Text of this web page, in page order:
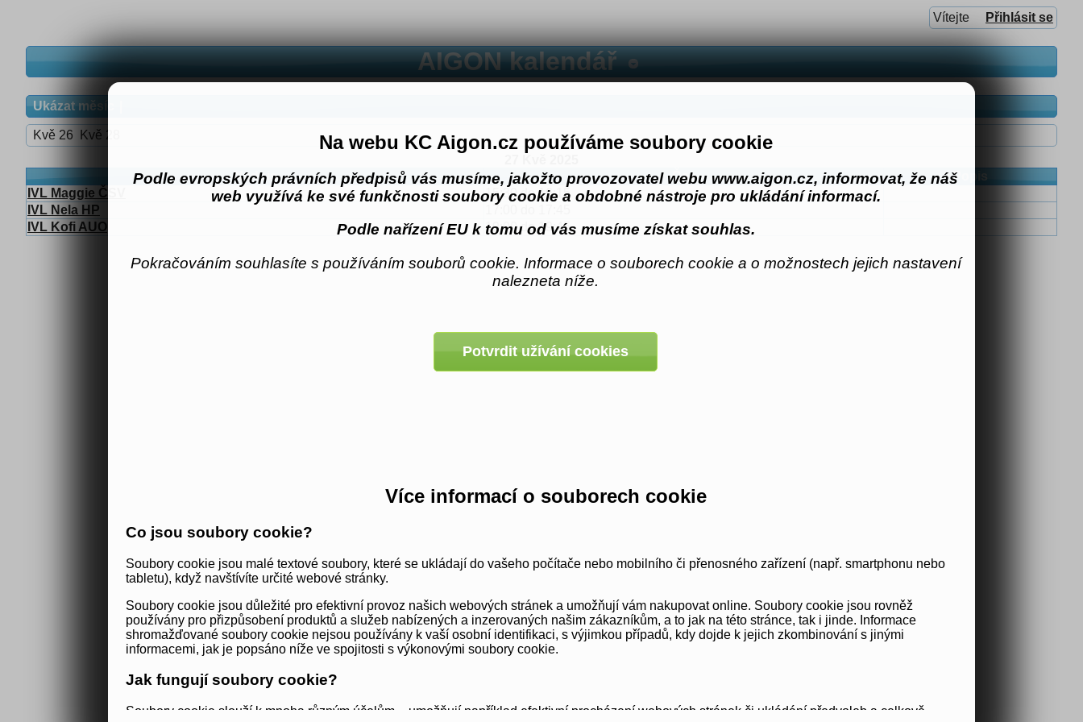
Na webu KC Aigon.cz používáme soubory cookie
Podle evropských právních předpisů vás musíme, jakožto provozovatel webu www.aigon.cz, informovat, že náš
web využívá ke své funkčnosti soubory cookie a obdobné nástroje pro ukládání informací.
Podle nařízení EU k tomu od vás musíme získat souhlas.
Pokračováním souhlasíte s používáním souborů cookie. Informace o souborech cookie a o možnostech jejich nastavení
nalezneta níže.
Potvrdit užívání cookies
Více informací o souborech cookie
Co jsou soubory cookie?
Soubory cookie jsou malé textové soubory, které se ukládají do vašeho počítače nebo mobilního či přenosného zařízení (např. smartphonu nebo
tabletu), když navštívíte určité webové stránky.
Soubory cookie jsou důležité pro efektivní provoz našich webových stránek a umožňují vám nakupovat online. Soubory cookie jsou rovněž
používány pro přizpůsobení produktů a služeb nabízených a inzerovaných našim zákazníkům, a to jak na této stránce, tak i jinde. Informace
shromažďované soubory cookie nejsou používány k vaší osobní identifikaci, s výjimkou případů, kdy dojde k jejich zkombinování s jinými
informacemi, jak je popsáno níže ve spojitosti s výkonovými soubory cookie.
Jak fungují soubory cookie?
Soubory cookie slouží k mnoha různým účelům – umožňují například efektivní procházení webových stránek či ukládání předvoleb a celkově
Vítejte Přihlásit se
AIGON kalendář
Ukázat měsíc
Kvě 26
Kvě 28
Nadpis
Čas
Popis
IVL Maggie ČSV
15:30 do 16:15
IVL Nela HP
IVL Kofi AUO
19:00 do 19:45